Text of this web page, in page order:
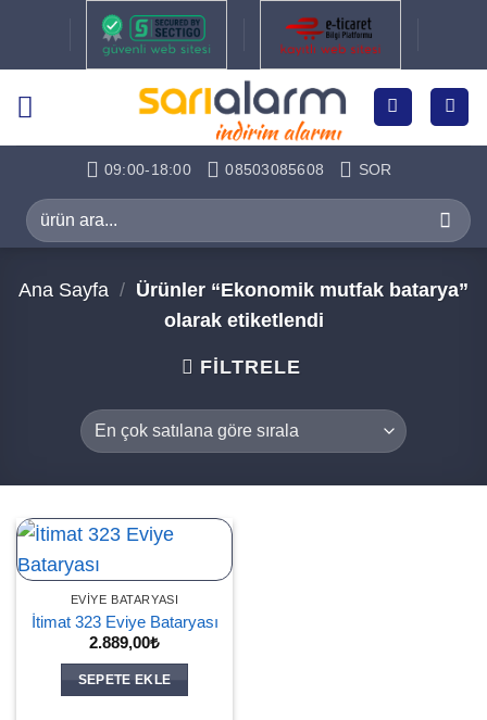
09:00-18:00 08503085608 SOR
Ara:
Ana Sayfa / Ürünler “Ekonomik mutfak batarya”
olarak etiketlendi
FILTRELE
EVIYE BATARYASI
İtimat 323 Eviye Bataryası
2.889,00₺
SEPETE EKLE